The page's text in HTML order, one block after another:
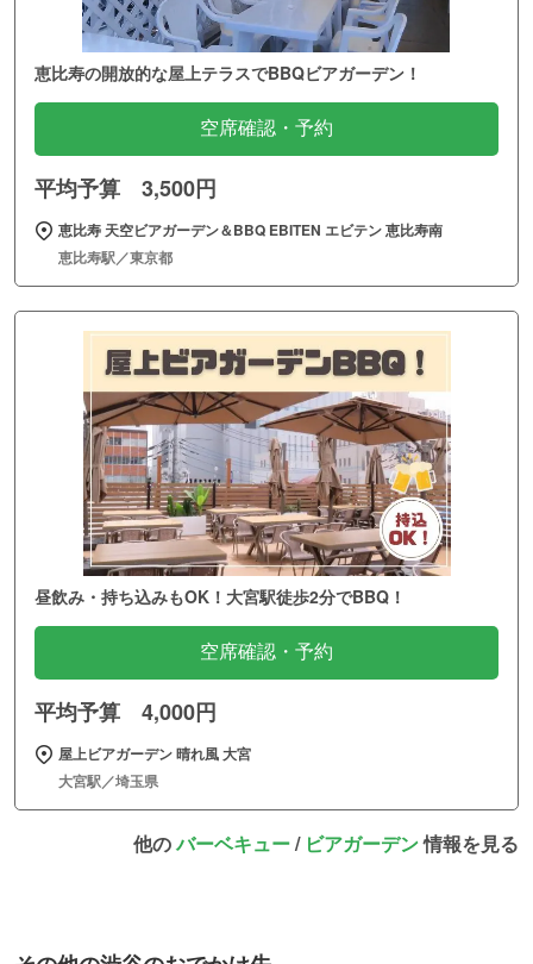
恵比寿の開放的な屋上テラスでBBQビアガーデン！
空席確認・予約
平均予算 3,500円
恵比寿 天空ビアガーデン＆BBQ EBITEN エビテン 恵比寿南
恵比寿駅／東京都
昼飲み・持ち込みもOK！大宮駅徒歩2分でBBQ！
空席確認・予約
平均予算 4,000円
屋上ビアガーデン 晴れ風 大宮
大宮駅／埼玉県
他のバーベキュー/ ビアガーデン情報を見る